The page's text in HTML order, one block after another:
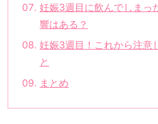
妊娠3週目に飲んでしまっ
響はある？
妊娠3週目！これから注意
と
まとめ